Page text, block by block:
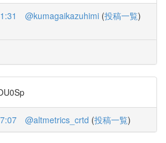
@kumagaikazuhimi (投稿一覧)
@altmetrics_crtd (投稿一覧)